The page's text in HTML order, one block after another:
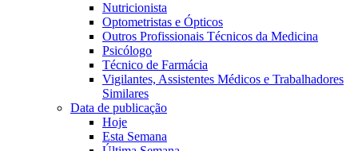
Nutricionista
Optometristas e Ópticos
Outros Profissionais Técnicos da Medicina
Psicólogo
Técnico de Farmácia
Vigilantes, Assistentes Médicos e Trabalhadores
Similares
Data de publicação
Hoje
Esta Semana